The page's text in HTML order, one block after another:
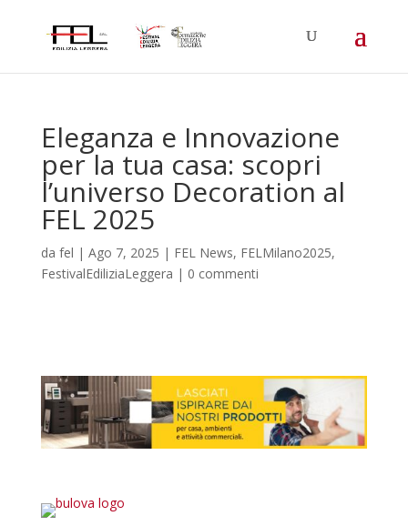
Eleganza e Innovazione
per la tua casa: scopri
l’universo Decoration al
FEL 2025
da fel | Ago 7, 2025 | FEL News, FELMilano2025,
FestivalEdiliziaLeggera | 0 commenti